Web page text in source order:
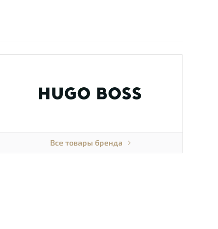
Все товары бренда